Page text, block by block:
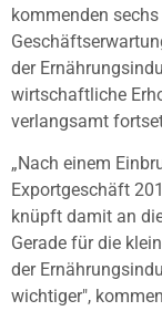
kommenden
der
wirtschaftliche
verlangsamt
„Nach einem
Exportgeschäft
knüpft damit an
Gerade für die
der
wichtiger",